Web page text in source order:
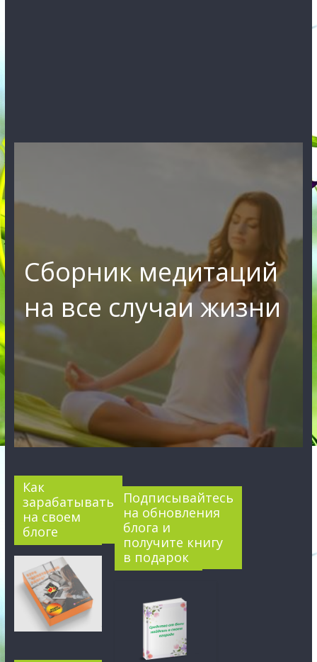
Сборник медитаций
на все случаи жизни
Как
зарабатывать
на своем
блоге
Подписывайтесь
на обновления
блога и
получите книгу
в подарок